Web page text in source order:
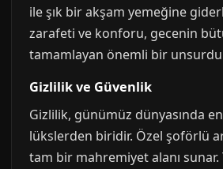
ile şık bir akşam yemeğine
zarafeti ve konforu, gecenin
tamamlayan önemli bir
Gizlilik ve Güvenlik
Gizlilik, günümüz dünyasında
lükslerden biridir. Özel şoförlü
tam bir mahremiyet alanı sunar.